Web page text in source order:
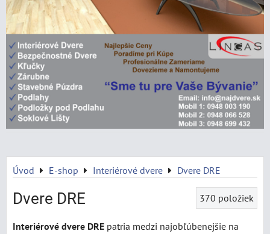
Úvod E-shop Interiérové dvere Dvere DRE
Dvere DRE 370 položiek
Interiérové dvere DRE patria medzi najobľúbenejšie na